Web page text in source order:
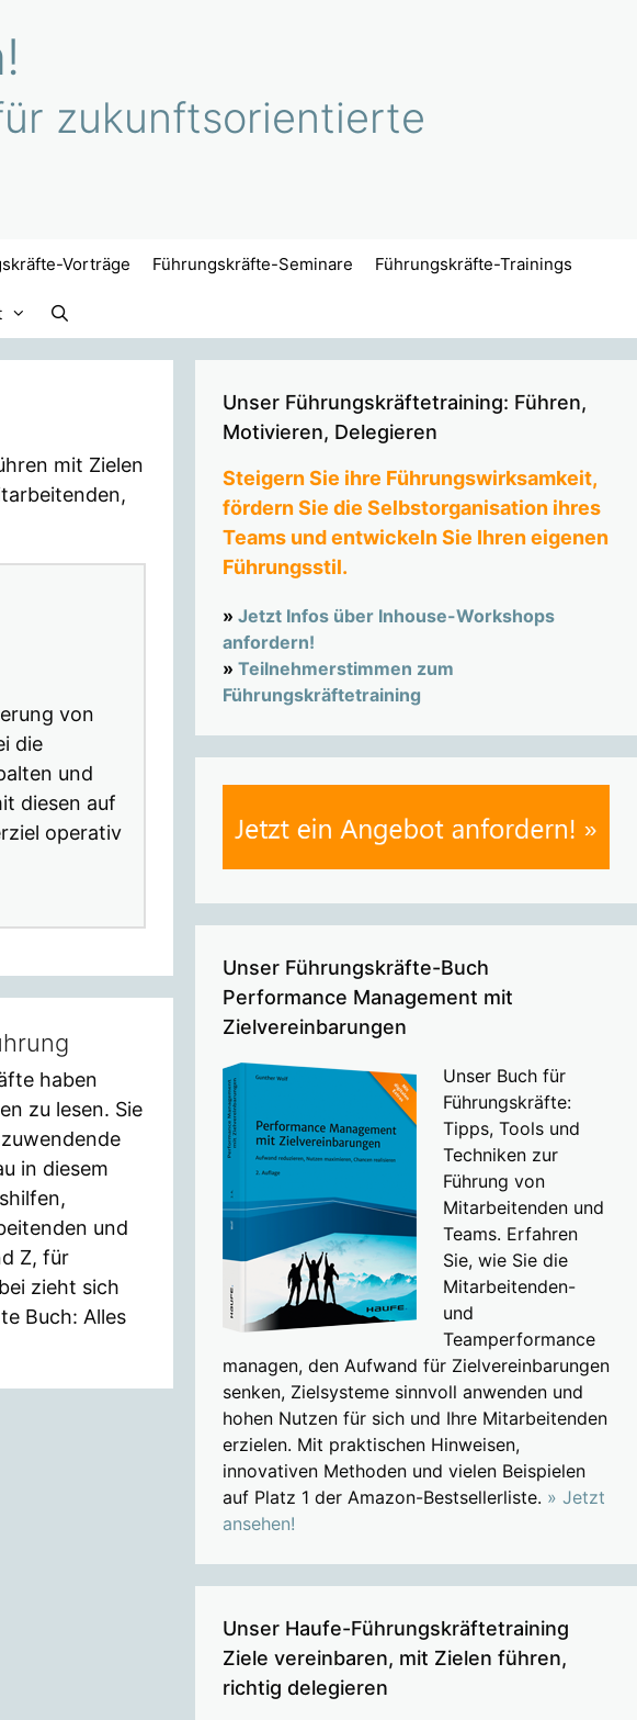
zukunftsorientierte
Vorträge Führungskräfte-Seminare Führungskräfte-Trainings
mit Zielen
von
die
und
diesen auf
operativ
haben
zu lesen. Sie
in diesem
und
Z, für
zieht sich
Buch: Alles
Unser Führungskräftetraining: Führen,
Motivieren, Delegieren
Steigern Sie ihre Führungswirksamkeit,
fördern Sie die Selbstorganisation ihres
Teams und entwickeln Sie Ihren eigenen
Führungsstil.
» Jetzt Infos über Inhouse-Workshops
anfordern!
» Teilnehmerstimmen zum
Führungskräftetraining
Unser Führungskräfte-Buch
Performance Management mit
Zielvereinbarungen
Unser Buch für
Führungskräfte:
Tipps, Tools und
Techniken zur
Führung von
Mitarbeitenden und
Teams. Erfahren
Sie, wie Sie die
Mitarbeitenden-
und
Teamperformance
managen, den Aufwand für Zielvereinbarungen
senken, Zielsysteme sinnvoll anwenden und
hohen Nutzen für sich und Ihre Mitarbeitenden
erzielen. Mit praktischen Hinweisen,
innovativen Methoden und vielen Beispielen
auf Platz 1 der Amazon-Bestsellerliste. » Jetzt
ansehen!
Unser Haufe-Führungskräftetraining
Ziele vereinbaren, mit Zielen führen,
richtig delegieren